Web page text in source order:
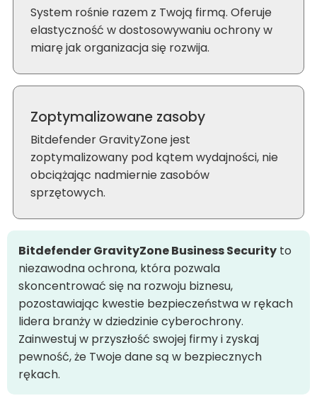
System rośnie razem z Twoją firmą. Oferuje
elastyczność w dostosowywaniu ochrony w
miarę jak organizacja się rozwija.
Zoptymalizowane zasoby
Bitdefender GravityZone jest
zoptymalizowany pod kątem wydajności, nie
obciążając nadmiernie zasobów
sprzętowych.
Bitdefender GravityZone Business Security to
niezawodna ochrona, która pozwala
skoncentrować się na rozwoju biznesu,
pozostawiając kwestie bezpieczeństwa w rękach
lidera branży w dziedzinie cyberochrony.
Zainwestuj w przyszłość swojej firmy i zyskaj
pewność, że Twoje dane są w bezpiecznych
rękach.